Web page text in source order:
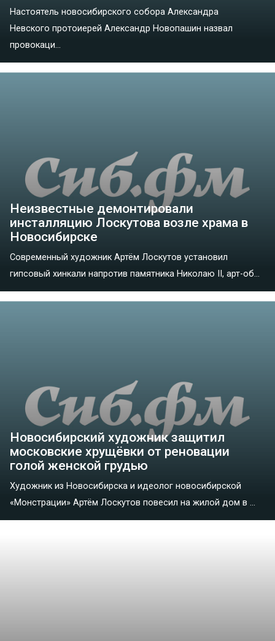
Настоятель новосибирского собора Александра
Невского протоиерей Александр Новопашин назвал
провокаци...
Неизвестные демонтировали
инсталляцию Лоскутова возле храма в
Новосибирске
Современный художник Артём Лоскутов установил
гипсовый хинкали напротив памятника Николаю II, арт-об...
Новосибирский художник защитил
московские хрущёвки от реновации
голой женской грудью
Художник из Новосибирска и идеолог новосибирской
«Монстрации» Артём Лоскутов повесил на жилой дом в ...